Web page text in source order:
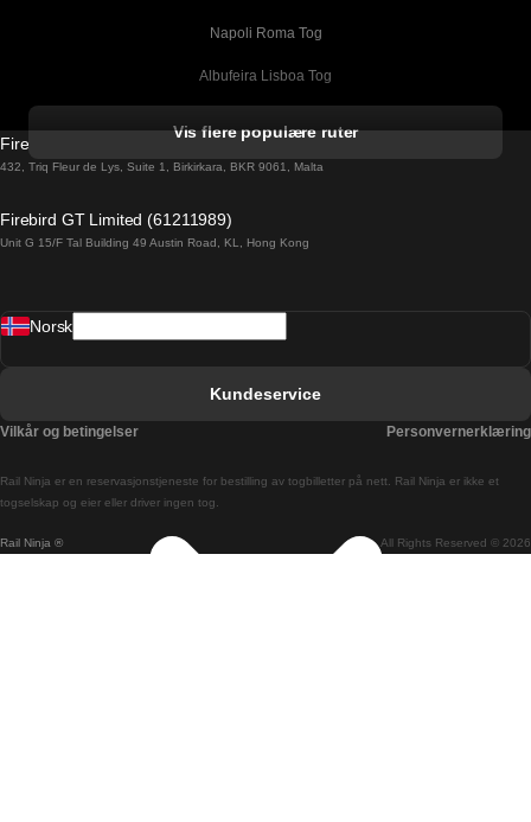
Napoli Roma Tog
Albufeira Lisboa Tog
Barcelona Madrid Tog
Barcelona Sevilla Tog
Budapest Prague Tog
Vis flere populære ruter
Firebird GT Limited (OC 1451)
432, Triq Fleur de Lys, Suite 1, Birkirkara, BKR 9061, Malta
Firebird GT Limited (61211989)
Unit G 15/F Tal Building 49 Austin Road, KL, Hong Kong
Rail Ninja ® All Rights Reserved © 2026
Rail Ninja er en reservasjons­tjeneste for bestilling av togbilletter på nett. Rail Ninja er ikke et
togselskap og eier eller driver ingen tog.
Norsk
Kundeservice
Vilkår og betingelser Personvernerklæring